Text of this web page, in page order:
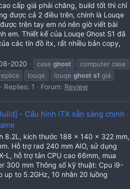
cấp giá phải chăng, build tốt thì chỉ
được cả 2 điều trên, chính là Louqe
trên tay em nó nên giờ viết bài
em. Thiết kế của Louqe Ghost S1 đã
các tín đồ itx, rất nhiều bản copy,
2020 case ghost
computer case
louqe louqe ghost s1 giá
Replies: 1 Forum: Review
- Cấu hình iTX sẵn sàng chinh
8.2L, kích thước 188 x 140 x 322 mm,
Hỗ trợ rad 240 mm AIO, sử dụng
L, hỗ trợ tản CPU cao 66mm, mua
300 mm Thông số kỹ thuật: Cpu i9-
up to 5.2GHz, 10 nhân 20 luồng